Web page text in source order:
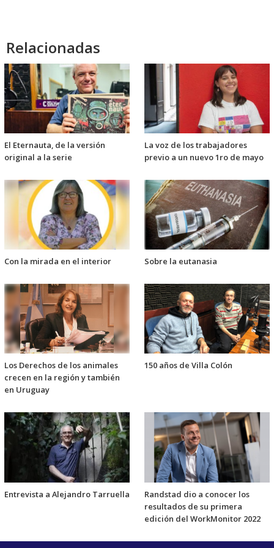
Relacionadas
El Eternauta, de la versión
original a la serie
La voz de los trabajadores
previo a un nuevo 1ro de mayo
Con la mirada en el interior Sobre la eutanasia
Los Derechos de los animales
crecen en la región y también
en Uruguay
150 años de Villa Colón
Entrevista a Alejandro Tarruella
Randstad dio a conocer los
resultados de su primera
edición del WorkMonitor 2022